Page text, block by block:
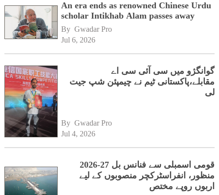
An era ends as renowned Chinese Urdu
scholar Intikhab Alam passes away
By Gwadar Pro
Jul 6, 2026
گوانگژو میں سی آئی سی اے
مقابلے،پاکستانی ٹیم نے چیمپئن شپ جیت
لی
By Gwadar Pro
Jul 4, 2026
قومی اسمبلی سے فنانس بل 27-2026
منظور، انفراسٹرکچر منصوبوں کے لیے
اربوں روپے مختص